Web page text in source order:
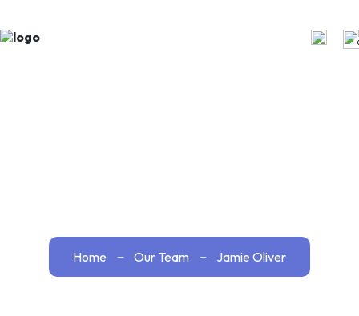
Home Our Team Jamie Oliver